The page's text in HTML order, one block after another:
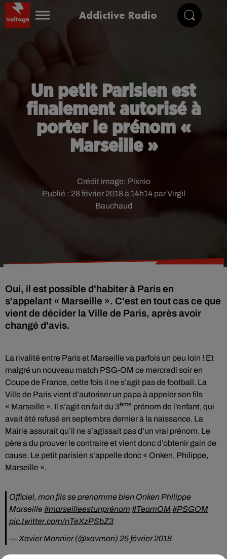
Addictive Radio
Un petit Parisien est
finalement autorisé à
porter le prénom «
Marseille »
Publié : 28 février 2018 à 14h14 par Virgil
Bauchaud
Crédit image: Pixnio
Oui, il est possible d'habiter à Paris en
s'appelant « Marseille ». C'est en tout cas ce que
vient de décider la Ville de Paris, après avoir
changé d'avis.
La rivalité entre Paris et Marseille va parfois un peu loin ! Et
malgré un nouveau match PSG-OM ce mercredi soir en
Coupe de France, cette fois il ne s’agit pas de football. La
Ville de Paris vient d’autoriser un papa à appeler son fils
« Marseille ». Il s’agit en fait du 3ème prénom de l’enfant, qui
avait été refusé en septembre dernier à la naissance. La
Mairie assurait qu’il ne s’agissait pas d’un vrai prénom. Le
père a du prouver le contraire et vient donc d’obtenir gain de
cause. Le petit parisien s’appelle donc « Onken, Philippe,
Marseille ».
Officiel, mon fils se prenomme bien Onken Philippe
Marseille#marseilleestunprénom #TeamOM#PSGOM
pic.twitter.com/nTeXzPSbZ3
— Xavier Monnier (@xavmon) 25 février 2018